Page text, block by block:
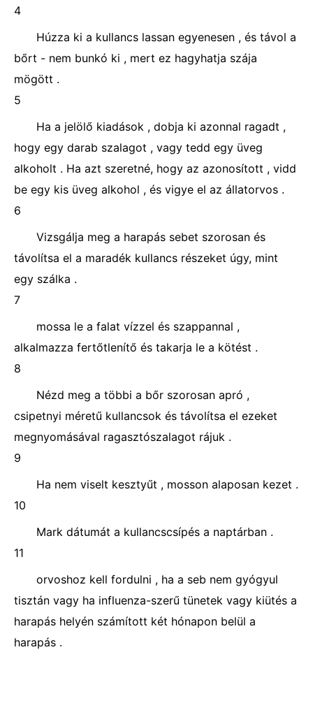
4
Húzza ki a kullancs lassan egyenesen , és távol a
bőrt - nem bunkó ki , mert ez hagyhatja szája
mögött .
5
Ha a jelölő kiadások , dobja ki azonnal ragadt ,
hogy egy darab szalagot , vagy tedd egy üveg
alkoholt . Ha azt szeretné, hogy az azonosított , vidd
be egy kis üveg alkohol , és vigye el az állatorvos .
6
Vizsgálja meg a harapás sebet szorosan és
távolítsa el a maradék kullancs részeket úgy, mint
egy szálka .
7
mossa le a falat vízzel és szappannal ,
alkalmazza fertőtlenítő és takarja le a kötést .
8
Nézd meg a többi a bőr szorosan apró ,
csipetnyi méretű kullancsok és távolítsa el ezeket
megnyomásával ragasztószalagot rájuk .
9
Ha nem viselt kesztyűt , mosson alaposan kezet .
10
Mark dátumát a kullancscsípés a naptárban .
11
orvoshoz kell fordulni , ha a seb nem gyógyul
tisztán vagy ha influenza-szerű tünetek vagy kiütés a
harapás helyén számított két hónapon belül a
harapás .